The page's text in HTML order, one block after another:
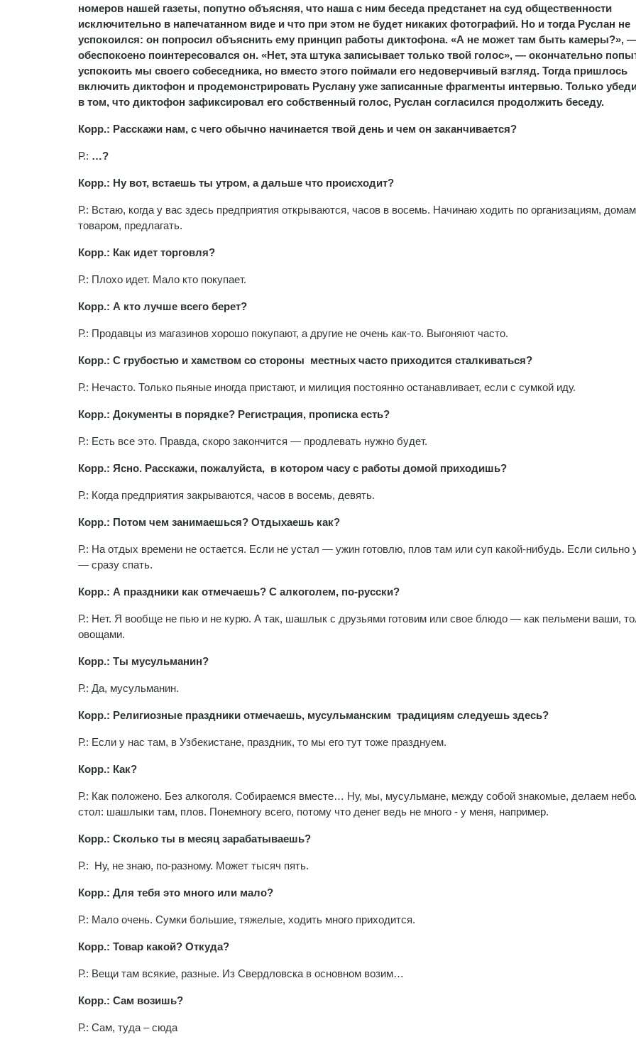
номеров нашей газеты, попутно объясняя, что наша с ним беседа предстанет на суд общественности
исключительно в напечатанном виде и что при этом не будет никаких фотографий. Но и тогда Руслан не
успокоился: он попросил объяснить ему принцип работы диктофона. «А не может там быть камеры?»,
обеспокоено поинтересовался он. «Нет, эта штука записывает только твой голос», — окончательно
успокоить мы своего собеседника, но вместо этого поймали его недоверчивый взгляд. Тогда пришлось
включить диктофон и продемонстрировать Руслану уже записанные фрагменты интервью. Только
в том, что диктофон зафиксировал его собственный голос, Руслан согласился продолжить беседу.
Корр.: Расскажи нам, с чего обычно начинается твой день и чем он заканчивается?
Р.: …?
Корр.: Ну вот, встаешь ты утром, а дальше что происходит?
Р.: Встаю, когда у вас здесь предприятия открываются, часов в восемь. Начинаю ходить по организациям,
товаром, предлагать.
Корр.: Как идет торговля?
Р.: Плохо идет. Мало кто покупает.
Корр.: А кто лучше всего берет?
Р.: Продавцы из магазинов хорошо покупают, а другие не очень как-то. Выгоняют часто.
Корр.: С грубостью и хамством со стороны местных часто приходится сталкиваться?
Р.: Нечасто. Только пьяные иногда пристают, и милиция постоянно останавливает, если с сумкой иду.
Корр.: Документы в порядке? Регистрация, прописка есть?
Р.: Есть все это. Правда, скоро закончится — продлевать нужно будет.
Корр.: Ясно. Расскажи, пожалуйста, в котором часу с работы домой приходишь?
Р.: Когда предприятия закрываются, часов в восемь, девять.
Корр.: Потом чем занимаешься? Отдыхаешь как?
Р.: На отдых времени не остается. Если не устал — ужин готовлю, плов там или суп какой-нибудь. Если сильно
— сразу спать.
Корр.: А праздники как отмечаешь? С алкоголем, по-русски?
Р.: Нет. Я вообще не пью и не курю. А так, шашлык с друзьями готовим или свое блюдо — как пельмени ваши,
овощами.
Корр.: Ты мусульманин?
Р.: Да, мусульманин.
Корр.: Религиозные праздники отмечаешь, мусульманским традициям следуешь здесь?
Р.: Если у нас там, в Узбекистане, праздник, то мы его тут тоже празднуем.
Корр.: Как?
Р.: Как положено. Без алкоголя. Собираемся вместе… Ну, мы, мусульмане, между собой знакомые, делаем
стол: шашлыки там, плов. Понемногу всего, потому что денег ведь не много - у меня, например.
Корр.: Сколько ты в месяц зарабатываешь?
Р.: Ну, не знаю, по-разному. Может тысяч пять.
Корр.: Для тебя это много или мало?
Р.: Мало очень. Сумки большие, тяжелые, ходить много приходится.
Корр.: Товар какой? Откуда?
Р.: Вещи там всякие, разные. Из Свердловска в основном возим…
Корр.: Сам возишь?
Р.: Сам, туда – сюда